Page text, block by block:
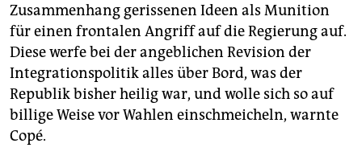
Zusammenhang gerissenen Ideen als Munition
für einen frontalen Angriff auf die Regierung auf.
Diese werfe bei der angeblichen Revision der
Integrationspolitik alles über Bord, was der
Republik bisher heilig war, und wolle sich so auf
billige Weise vor Wahlen einschmeicheln, warnte
Copé.